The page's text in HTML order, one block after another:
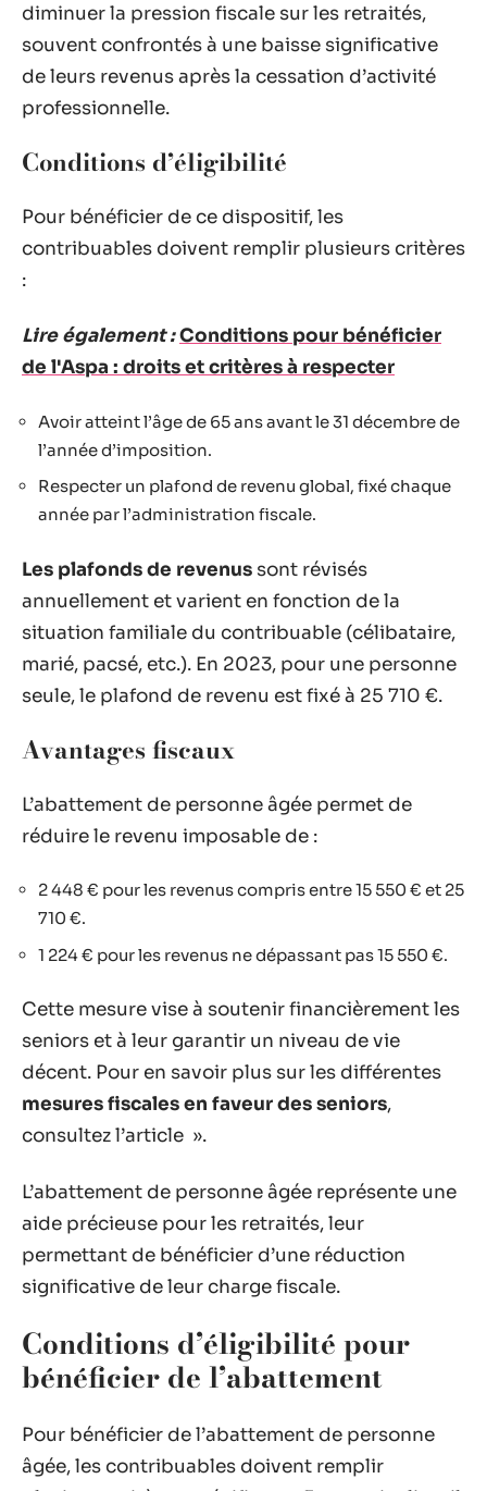
diminuer la pression fiscale sur les retraités,
souvent confrontés à une baisse significative
de leurs revenus après la cessation d’activité
professionnelle.
Conditions d’éligibilité
Pour bénéficier de ce dispositif, les
contribuables doivent remplir plusieurs critères
:
Lire également :Conditions pour bénéficier
de l'Aspa : droits et critères à respecter
Avoir atteint l’âge de 65 ans avant le 31 décembre de
l’année d’imposition.
Respecter un plafond de revenu global, fixé chaque
année par l’administration fiscale.
Les plafonds de revenus sont révisés
annuellement et varient en fonction de la
situation familiale du contribuable (célibataire,
marié, pacsé, etc.). En 2023, pour une personne
seule, le plafond de revenu est fixé à 25 710 €.
Avantages fiscaux
L’abattement de personne âgée permet de
réduire le revenu imposable de :
2 448 € pour les revenus compris entre 15 550 € et 25
710 €.
1 224 € pour les revenus ne dépassant pas 15 550 €.
Cette mesure vise à soutenir financièrement les
seniors et à leur garantir un niveau de vie
décent. Pour en savoir plus sur les différentes
mesures fiscales en faveur des seniors,
consultez l’article ».
L’abattement de personne âgée représente une
aide précieuse pour les retraités, leur
permettant de bénéficier d’une réduction
significative de leur charge fiscale.
Conditions d’éligibilité pour
bénéficier de l’abattement
Pour bénéficier de l’abattement de personne
âgée, les contribuables doivent remplir